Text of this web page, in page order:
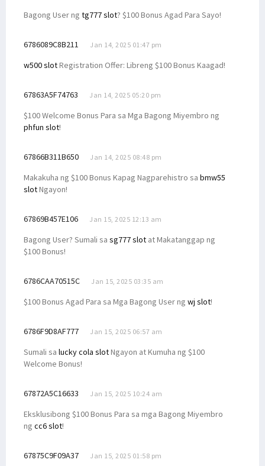
Bagong User ng tg777 slot? $100 Bonus Agad Para Sayo!
6786089C8B211 Jan 14, 2025 01:47 pm
w500 slotRegistration Offer: Libreng $100 Bonus Kaagad!
67863A5F74763 Jan 14, 2025 05:20 pm
$100 Welcome Bonus Para sa Mga Bagong Miyembro ng
phfun slot!
67866B311B650 Jan 14, 2025 08:48 pm
Makakuha ng $100 Bonus Kapag Nagparehistro sa bmw55
slotNgayon!
67869B457E106 Jan 15, 2025 12:13 am
Bagong User? Sumali sa sg777 slot at Makatanggap ng
$100 Bonus!
6786CAA70515C Jan 15, 2025 03:35 am
$100 Bonus Agad Para sa Mga Bagong User ng wj slot!
6786F9D8AF777 Jan 15, 2025 06:57 am
Sumali sa lucky cola slotNgayon at Kumuha ng $100
Welcome Bonus!
67872A5C16633 Jan 15, 2025 10:24 am
Eksklusibong $100 Bonus Para sa mga Bagong Miyembro
ng cc6 slot!
67875C9F09A37 Jan 15, 2025 01:58 pm